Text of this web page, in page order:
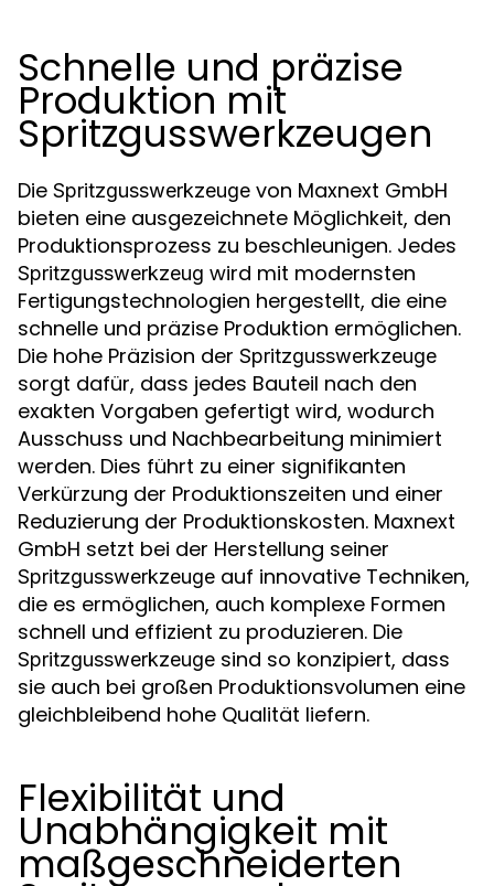
Schnelle und präzise
Produktion mit
Spritzgusswerkzeugen
Die Spritzgusswerkzeuge von Maxnext GmbH
bieten eine ausgezeichnete Möglichkeit, den
Produktionsprozess zu beschleunigen. Jedes
Spritzgusswerkzeug wird mit modernsten
Fertigungstechnologien hergestellt, die eine
schnelle und präzise Produktion ermöglichen.
Die hohe Präzision der Spritzgusswerkzeuge
sorgt dafür, dass jedes Bauteil nach den
exakten Vorgaben gefertigt wird, wodurch
Ausschuss und Nachbearbeitung minimiert
werden. Dies führt zu einer signifikanten
Verkürzung der Produktionszeiten und einer
Reduzierung der Produktionskosten. Maxnext
GmbH setzt bei der Herstellung seiner
Spritzgusswerkzeuge auf innovative Techniken,
die es ermöglichen, auch komplexe Formen
schnell und effizient zu produzieren. Die
Spritzgusswerkzeuge sind so konzipiert, dass
sie auch bei großen Produktionsvolumen eine
gleichbleibend hohe Qualität liefern.
Flexibilität und
Unabhängigkeit mit
maßgeschneiderten